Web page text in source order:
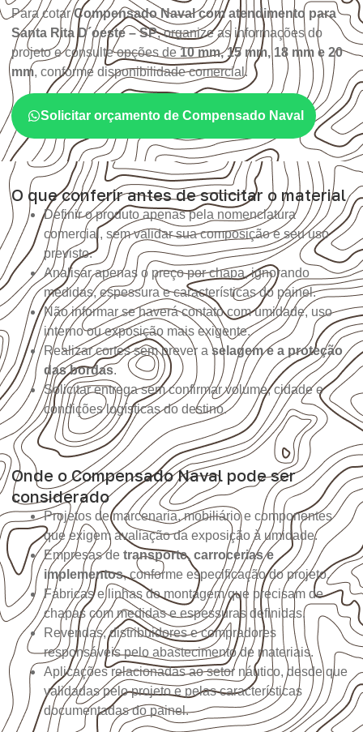
Para cotarCompensado Naval com atendimento para
Santa Rita D´oeste – SP, organize as informações do
projeto e consulte opções de 10 mm, 15 mm, 18 mm e 20
mm, conforme disponibilidade comercial.
Solicitar orçamento de Compensado Naval
O que conferir antes de solicitar o material
Definir o produto apenas pela nomenclatura
comercial, sem validar sua composição e seu uso
previsto.
Analisar apenas o preço por chapa, ignorando
medidas, espessura e características do painel.
Não informar se haverá contato com umidade, uso
interno ou exposição mais exigente.
Realizar cortes sem prever a selagem e a proteção
das bordas.
Solicitar entrega sem confirmar volume, cidade e
condições logísticas do destino.
Onde o Compensado Naval pode ser
considerado
Projetos de marcenaria, mobiliário e componentes
que exigem avaliação da exposição à umidade.
Empresas de transporte, carrocerias e
implementos, conforme especificação do projeto.
Fábricas e linhas de montagem que precisam de
chapas com medidas e espessuras definidas.
Revendas, distribuidores e compradores
responsáveis pelo abastecimento de materiais.
Aplicações relacionadas ao setor náutico, desde que
validadas pelo projeto e pelas características
documentadas do painel.